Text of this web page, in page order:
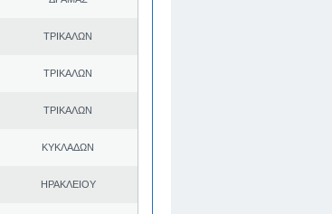
ΤΡΙΚΑΛΩΝ
ΤΡΙΚΑΛΩΝ
ΤΡΙΚΑΛΩΝ
ΚΥΚΛΑΔΩΝ
ΗΡΑΚΛΕΙΟΥ